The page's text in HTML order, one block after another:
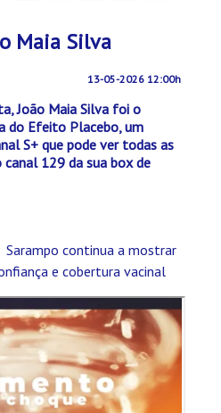
Maia Silva
13-05-2026 12:00h
João Maia Silva foi o
do Efeito Placebo, um
S+ que pode ver todas as
129 da sua box de
continua a mostrar
e cobertura vacinal